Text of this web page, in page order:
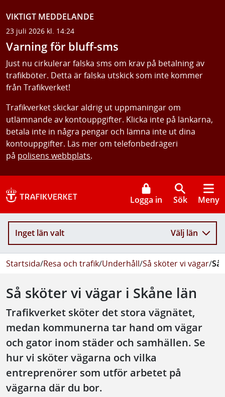
VIKTIGT MEDDELANDE
23 juli 2026 kl. 14:24
Varning för bluff-sms
Just nu cirkulerar falska sms om krav på betalning av
trafikböter. Detta är falska utskick som inte kommer
från Trafikverket!
Trafikverket skickar aldrig ut uppmaningar om
utlämnande av kontouppgifter. Klicka inte på länkarna,
betala inte in några pengar och lämna inte ut dina
kontouppgifter. Läs mer om telefonbedrägeri
på polisens webbplats.
Logga in Sök Meny
Inget län valt Välj län
Startsida/Resa och trafik/Underhåll/Så sköter vi vägar/Så
Så sköter vi vägar i Skåne län
Trafikverket sköter det stora vägnätet,
medan kommunerna tar hand om vägar
och gator inom städer och samhällen. Se
hur vi sköter vägarna och vilka
entreprenörer som utför arbetet på
vägarna där du bor.